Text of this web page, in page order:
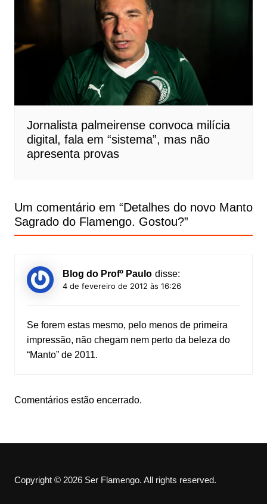
Jornalista palmeirense convoca milícia
digital, fala em “sistema”, mas não
apresenta provas
Um comentário em “Detalhes do novo Manto
Sagrado do Flamengo. Gostou?”
Blog do Profº Paulo disse:
4 de fevereiro de 2012 às 16:26
Se forem estas mesmo, pelo menos de primeira
impressão, não chegam nem perto da beleza do
“Manto” de 2011.
Comentários estão encerrado.
Copyright © 2026 Ser Flamengo. All rights reserved.